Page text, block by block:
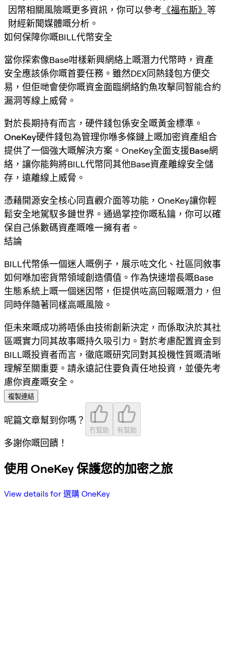
因幣相關風險嘅更多資訊，你可以參考 《福布斯》 等
財經新聞媒體嘅分析。
如何保障你嘅BILL代幣安全
當你探索像Base咁樣新興網絡上嘅潛力代幣時，資產
安全應該係你嘅首要任務。雖然DEX同熱錢包方便交
易，但佢哋會使你嘅資金面臨網絡釣魚攻擊同智能合約
漏洞等線上威脅。
對於長期持有而言，硬件錢包係安全嘅黃金標準。
OneKey硬件錢包為管理你喺多條鏈上嘅加密資產組合
提供了一個強大嘅解決方案。OneKey全面支援Base網
絡 ，讓你能夠將BILL代幣同其他Base資產離線安全儲
存，遠離線上威脅。
憑藉開源安全核心同直觀介面等功能，OneKey讓你輕
鬆安全地駕馭多鏈世界。通過掌控你嘅私鑰，你可以確
保自己係數碼資產嘅唯一擁有者。
結論
BILL代幣係一個迷人嘅例子，展示咗文化、社區同敘事
如何喺加密貨幣領域創造價值。作為快速增長嘅Base
生態系統上嘅一個迷因幣，佢提供咗高回報嘅潛力，但
同時伴隨著同樣高嘅風險。
佢未來嘅成功將唔係由技術創新決定，而係取決於其社
區嘅實力同其故事嘅持久吸引力。對於考慮配置資金到
BILL嘅投資者而言，徹底嘅研究同對其投機性質嘅清晰
理解至關重要。請永遠記住要負責任地投資，並優先考
慮你資產嘅安全。
複製連結
呢篇文章幫到你嗎？
冇幫助 有幫助
多謝你嘅回饋！
使用 OneKey 保護您的加密之旅
View details for 選購 OneKey